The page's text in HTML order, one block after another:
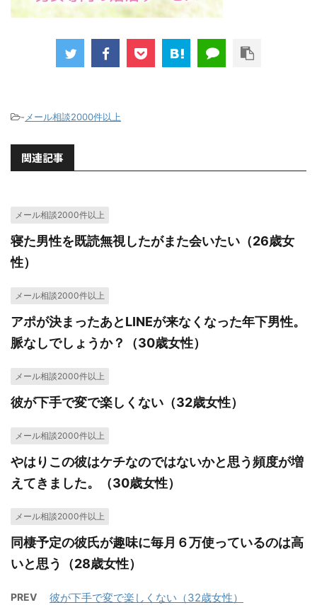
- メール相談2000件以上
関連記事
メール相談2000件以上
寝た男性を既読無視したがまた会いたい（26歳女
性）
メール相談2000件以上
アポが決まったあとLINEが来なくなった年下男性。
脈なしでしょうか？（30歳女性）
メール相談2000件以上
彼が下手で変で楽しくない（32歳女性）
メール相談2000件以上
やはりこの彼はケチなのではないかと思う頻度が増
えてきました。（30歳女性）
メール相談2000件以上
同棲予定の彼氏が趣味に毎月６万使っているのは高
いと思う（28歳女性）
PREV 彼が下手で変で楽しくない（32歳女性）